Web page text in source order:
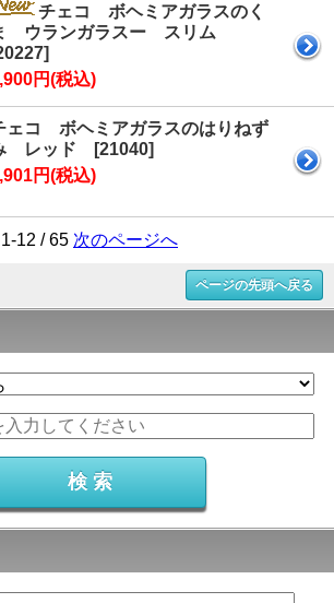
チェコ ボヘミアガラスのく
ウランガラスー スリム
円(税込)
ェコ ボヘミアガラスのはりねず
レッド [21040]
円(税込)
1-12 / 65 次のページへ
ページの先頭へ戻る